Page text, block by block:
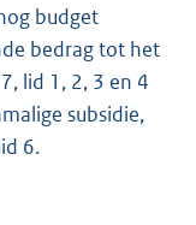
budget
bedrag tot het
lid 1, 2, 3 en 4
subsidie,
6.